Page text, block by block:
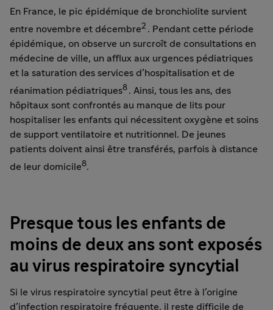
En France, le pic épidémique de bronchiolite survient
entre novembre et décembre2 . Pendant cette période
épidémique, on observe un surcroît de consultations en
médecine de ville, un afflux aux urgences pédiatriques
et la saturation des services d’hospitalisation et de
réanimation pédiatriques8 . Ainsi, tous les ans, des
hôpitaux sont confrontés au manque de lits pour
hospitaliser les enfants qui nécessitent oxygène et soins
de support ventilatoire et nutritionnel. De jeunes
patients doivent ainsi être transférés, parfois à distance
de leur domicile8.
Presque tous les enfants de
moins de deux ans sont exposés
au virus respiratoire syncytial
Si le virus respiratoire syncytial peut être à l’origine
d’infection respiratoire fréquente, il reste difficile de